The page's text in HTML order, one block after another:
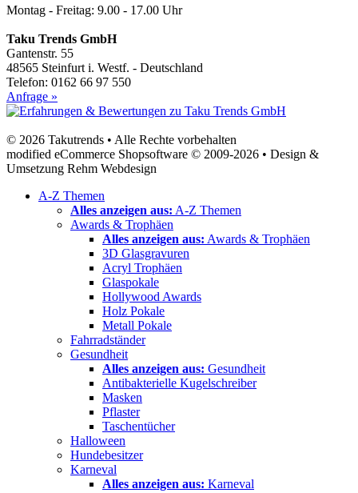
Montag - Freitag: 9.00 - 17.00 Uhr
Taku Trends GmbH
Gantenstr. 55
48565 Steinfurt i. Westf. - Deutschland
Telefon: 0162 66 97 550
Anfrage »
© 2026 Takutrends • Alle Rechte vorbehalten
modified eCommerce Shopsoftware © 2009-2026 • Design &
Umsetzung Rehm Webdesign
A-Z Themen
Alles anzeigen aus: A-Z Themen
Awards & Trophäen
Alles anzeigen aus: Awards & Trophäen
3D Glasgravuren
Acryl Trophäen
Glaspokale
Hollywood Awards
Holz Pokale
Metall Pokale
Fahrradständer
Gesundheit
Alles anzeigen aus: Gesundheit
Antibakterielle Kugelschreiber
Masken
Pflaster
Taschentücher
Halloween
Hundebesitzer
Karneval
Alles anzeigen aus: Karneval